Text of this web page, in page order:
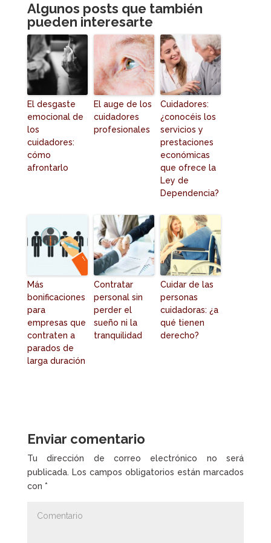
Algunos posts que también
pueden interesarte
El desgaste
emocional de
los
cuidadores:
cómo
afrontarlo
El auge de los
cuidadores
profesionales
Cuidadores:
¿conocéis los
servicios y
prestaciones
económicas
que ofrece la
Ley de
Dependencia?
Más
bonificaciones
para
empresas que
contraten a
parados de
larga duración
Contratar
personal sin
perder el
sueño ni la
tranquilidad
Cuidar de las
personas
cuidadoras: ¿a
qué tienen
derecho?
Enviar comentario
Tu dirección de correo electrónico no será
publicada. Los campos obligatorios están marcados
con *